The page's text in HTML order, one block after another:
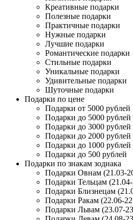
Креативные подарки
Полезные подарки
Практичные подарки
Нужные подарки
Лучшие подарки
Романтические подарки
Стильные подарки
Уникальные подарки
Удивительные подарки
Шуточные подарки
Подарки по цене
Подарки от 5000 рублей
Подарки до 5000 рублей
Подарки до 3000 рублей
Подарки до 2000 рублей
Подарки до 1000 рублей
Подарки до 500 рублей
Подарки по знакам зодиака
Подарки Овнам (21.03-
Подарки Тельцам
Подарки Близнецам
Подарки Ракам (22.06-
Подарки Львам (23.07-